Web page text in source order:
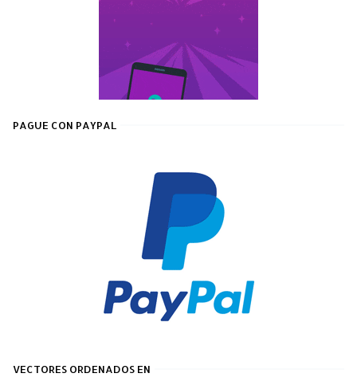
PAGUE CON PAYPAL
VECTORES ORDENADOS EN